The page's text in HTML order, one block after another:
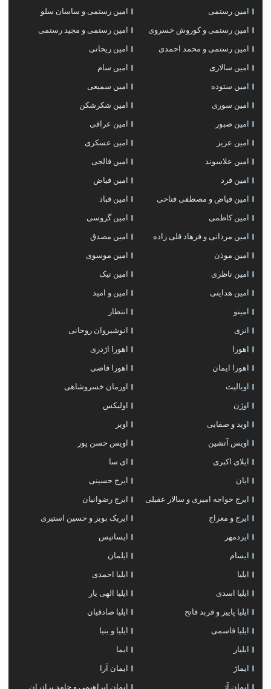
امین رستمی امین رستمی و ساسان سلو
امین رستمی و کوروش خسروی امین رستمی و مجید رستمی
امین رستمی و محمد احمدی امین ریحانی
امین سالاری امین سام
امین ستوده امین سمیعی
امین سوری امین شکرشکن
امین صبور امین عراقی
امین عزیز امین عسکری
امین علاسوند امین فالجی
امین فرد امین فیاض
امین فیاض و مصطفی فتاحی امین قباد
امین کاظمی امین گروسی
امین مردانی و فرهاد قلی زاده امین مصدق
امین موذن امین موسوی
امین ناظری امین نیک
امین هدایتی امین و امید
امینو انتظار
انزی انوشیروان روحانی
اهورا اهورا اژدری
اهورا ایمان اهورا قاضی
اوبالیت اورمان خسروشاهی
اوژن اولیکس
اوید و صفایی اویر
اویس آتشین اویس حسن پور
ايلاى اكبرى ای سا
ایان ایرج حسینی
ایرج خواجه امیری و سالار عقیلی ایرج رضوانیان
ایرج و معراج ایریک بویز و حسین استیری
ایزدمهر ایساتیس
ایسام ایلمان
ایلیا ایلیا احمدی
ایلیا اسدی ایلیا الهی یار
ایلیا پاییز و فربد فاتح ایلیا صادقیان
ایلیا قاسمی ایلیا و بنیا
ایلیار ایما
ایماژ ایمان آرا
ایمان آژ ایمان ابراهیمی و حامد برادران